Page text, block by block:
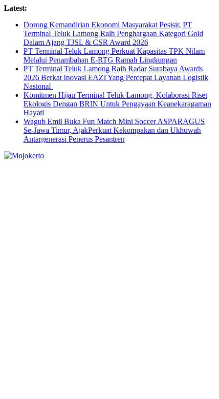
Skip
content
Latest:
Dorong Kemandirian Ekonomi Masyarakat Pesisir, PT
Terminal Teluk Lamong Raih Penghargaan Kategori Gold
Dalam Ajang TJSL & CSR Award 2026
PT Terminal Teluk Lamong Perkuat Kapasitas TPK Nilam
Melalui Penambahan E-RTG Ramah Lingkungan
PT Terminal Teluk Lamong Raih Radar Surabaya Awards
2026 Berkat Inovasi EAZI Yang Percepat Layanan Logistik
Nasional
Komitmen Hijau Terminal Teluk Lamong, Kolaborasi Riset
Ekologis Dengan BRIN Untuk Pengayaan Keanekaragaman
Hayati
Wagub Emil Buka Fun Match Mini Soccer ASPARAGUS
Se-Jawa Timur, AjakPerkuat Kekompakan dan Ukhuwah
Antargenerasi Penerus Pesantren